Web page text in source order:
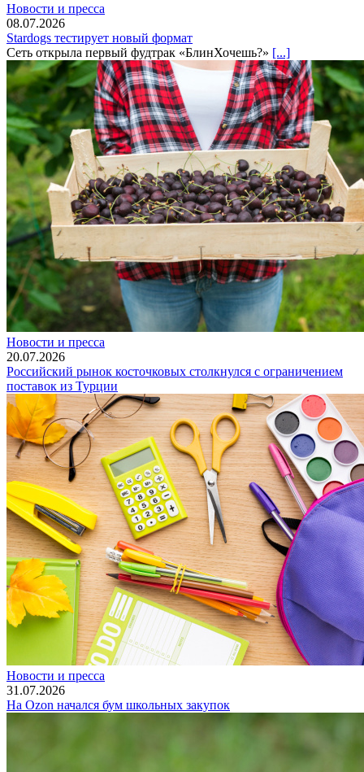
Новости и пресса
08.07.2026
Stardogs тестирует новый формат
Сеть открыла первый фудтрак «БлинХочешь?» [...]
Новости и пресса
20.07.2026
Российский рынок косточковых столкнулся с ограничением
поставок из Турции
Новости и пресса
31.07.2026
На Ozon начался бум школьных закупок